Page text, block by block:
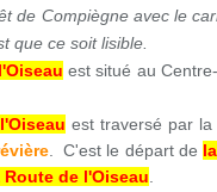
de Compiègne avec le
que ce soit lisible.
est situé au
est traversé par la
C'est le départ de
Route de l'Oiseau